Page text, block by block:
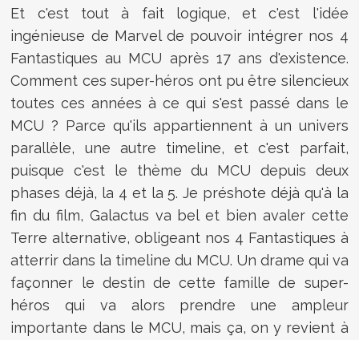
Et c'est tout à fait logique, et c'est l'idée
ingénieuse de Marvel de pouvoir intégrer nos 4
Fantastiques au MCU après 17 ans d'existence.
Comment ces super-héros ont pu être silencieux
toutes ces années à ce qui s'est passé dans le
MCU ? Parce qu'ils appartiennent à un univers
parallèle, une autre timeline, et c'est parfait,
puisque c'est le thème du MCU depuis deux
phases déjà, la 4 et la 5. Je préshote déjà qu'à la
fin du film, Galactus va bel et bien avaler cette
Terre alternative, obligeant nos 4 Fantastiques à
atterrir dans la timeline du MCU. Un drame qui va
façonner le destin de cette famille de super-
héros qui va alors prendre une ampleur
importante dans le MCU, mais ça, on y revient à